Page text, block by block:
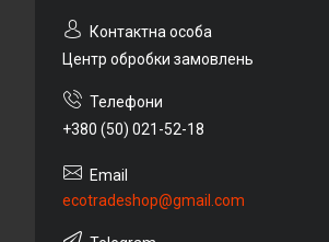
Центр обробки замовлень
+380 (50) 021-52-18
ecotradeshop@gmail.com